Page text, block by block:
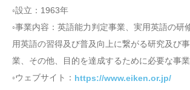
○設立：1963年
○事業内容：英語能力判定事業、実用英語の研
用英語の習得及び普及向上に繋がる研究及び
業、その他、目的を達成するために必要な事業
○ ウェブサイト： https://www.eiken.or.jp/